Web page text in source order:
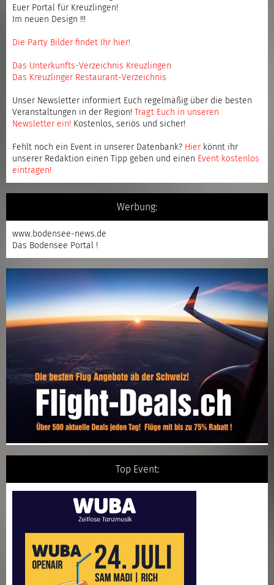
Euer Portal für Kreuzlingen!
Im neuen Design !!!
Die Party Bilder findet Ihr hier!
Das Unterkunfts-Verzeichnis Kreuzlingen
Das Kreuzlinger Restaurant-Verzeichnis
Unser Newsletter informiert Euch regelmäßig über die besten
Veranstaltungen in der Region!
Tragt Euch in unseren
Newsletter ein! Kostenlos, seriös und sicher!
Fehlt noch ein Event in unserer Datenbank? Hier könnt ihr
unserer Redaktion einen Tipp geben und einen Event kostenlos
eintragen!
Werbung:
www.bodensee-news.de
Das Bodensee Portal !
Top Event: